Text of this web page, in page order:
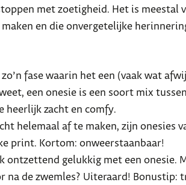
met zoetigheid. Het is
en die onvergetelijke
fase waarin het een (vaak wat
een onesie is een soort mix
heerlijk zacht en comfy.
helemaal af te maken, zijn onesies
print. Kortom: onweerstaanbaar!
ontzettend gelukkig met een onesie.
na de zwemles? Uiteraard! Bonustip: